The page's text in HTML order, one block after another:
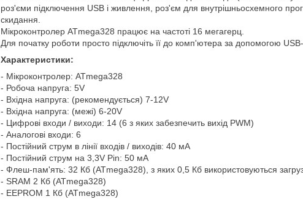
роз'єми підключення USB і живлення, роз'єм для внутрішньосхемного
скидання.
Мікроконтролер ATmega328 працює на частоті 16 мегагерц.
Для початку роботи просто підключіть її до комп'ютера за допомогою
Характеристики:
- Мікроконтролер: ATmega328
- Робоча напруга: 5V
- Вхідна напруга: (рекомендується) 7-12V
- Вхідна напруга: (межі) 6-20V
- Цифрові входи / виходи: 14 (6 з яких забезпечить вихід PWM)
- Аналогові входи: 6
- Постійний струм в лінії входів / виходів: 40 мА
- Постійний струм на 3,3V Pin: 50 мА
- Флеш-пам'ять: 32 Кб (ATmega328), з яких 0,5 Кб використовуються
- SRAM 2 Кб (ATmega328)
- EEPROM 1 Кб (ATmega328)